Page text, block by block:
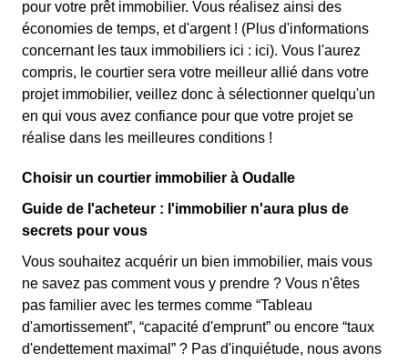
pour votre prêt immobilier. Vous réalisez ainsi des
économies de temps, et d'argent ! (Plus d'informations
concernant les taux immobiliers ici : ici). Vous l'aurez
compris, le courtier sera votre meilleur allié dans votre
projet immobilier, veillez donc à sélectionner quelqu'un
en qui vous avez confiance pour que votre projet se
réalise dans les meilleures conditions !
Choisir un courtier immobilier à Oudalle
Guide de l'acheteur : l'immobilier n'aura plus de
secrets pour vous
Vous souhaitez acquérir un bien immobilier, mais vous
ne savez pas comment vous y prendre ? Vous n'êtes
pas familier avec les termes comme “Tableau
d'amortissement”, “capacité d'emprunt” ou encore “taux
d'endettement maximal” ? Pas d'inquiétude, nous avons